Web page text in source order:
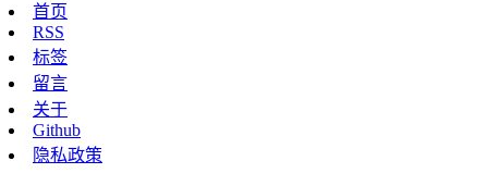
首页
RSS
标签
留言
关于
Github
隐私政策